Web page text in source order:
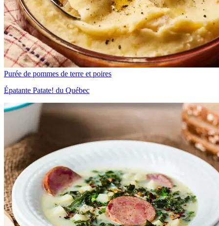
Purée de pommes de terre et poires
Épatante Patate! du Québec